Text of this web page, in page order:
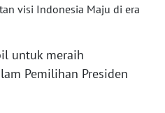
visi Indonesia Maju di era
untuk meraih
Pemilihan Presiden